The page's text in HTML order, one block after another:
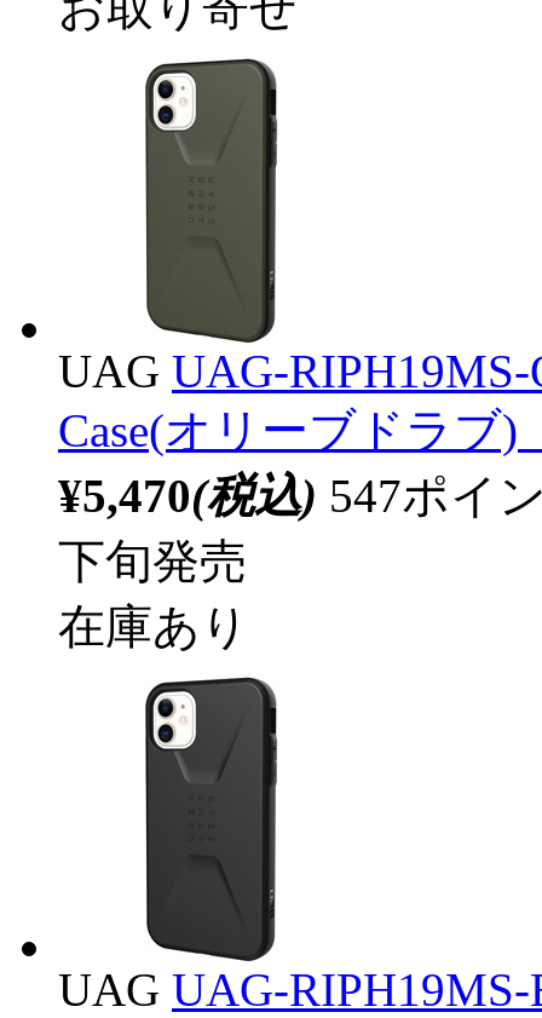
UAG UAG-
Case(オリーブドラブ)
¥5,470(税込) 547ポイ
下旬発売
在庫あり
UAG UAG-